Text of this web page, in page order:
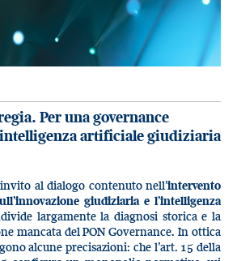
Per una governance
artificiale giudiziaria
al dialogo contenuto nell’intervento
giudiziaria e l’intelligenza
largamente la diagnosi storica e la
mancata del PON Governance. In ottica
alcune precisazioni: che l’art. 15 della